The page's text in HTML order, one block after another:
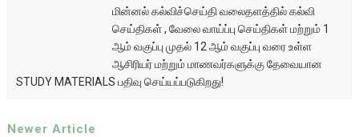
மின்னல் கல்விச்செய்தி வலைதளத்தில் கல்வி
செய்திகள் , வேலை வாய்ப்பு செய்திகள் மற்றும் 1
ஆம் வகுப்பு முதல் 12 ஆம் வகுப்பு வரை உள்ள
ஆசிரியர் மற்றும் மாணவர்களுக்கு தேவையான
STUDY MATERIALS பதிவு செய்யப்படுகிறது!
Newer Article